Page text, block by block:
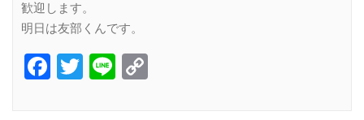
歓迎します。
明日は友部くんです。
Facebook
Twitter
Line